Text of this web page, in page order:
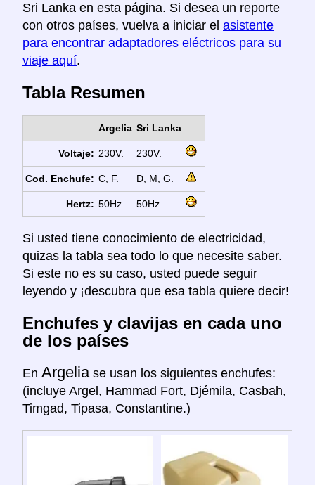
Sri Lanka en esta página. Si desea un reporte
con otros países, vuelva a iniciar el asistente
para encontrar adaptadores eléctricos para su
viaje aquí.
Tabla Resumen
Argelia Sri Lanka
Voltaje: 230V. 230V.
Cod. Enchufe: C, F. D, M, G.
Hertz: 50Hz. 50Hz.
Si usted tiene conocimiento de electricidad,
quizas la tabla sea todo lo que necesite saber.
Si este no es su caso, usted puede seguir
leyendo y ¡descubra que esa tabla quiere decir!
Enchufes y clavijas en cada uno
de los países
En Argelia se usan los siguientes enchufes:
(incluye Argel, Hammad Fort, Djémila, Casbah,
Timgad, Tipasa, Constantine.)